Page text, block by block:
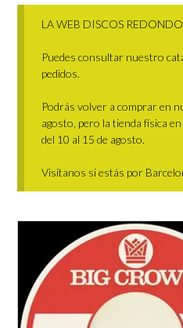
LA WEB DISCOS
Puedes consultar nuestro
pedidos.
Podrás volver a comprar en
agosto, pero la tienda física
del 10 al 15 de agosto.
Visítanos si estás por